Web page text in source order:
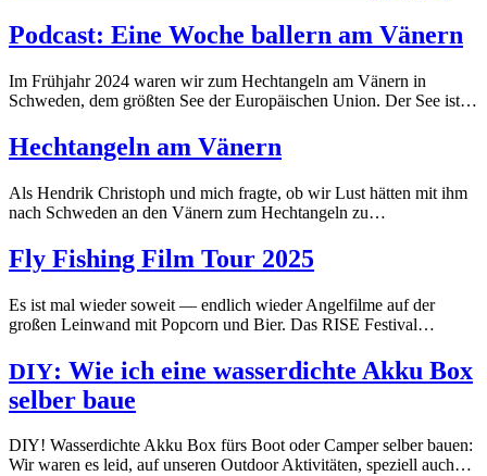
Podcast: Eine Woche ballern am Vänern
Im Frühjahr 2024 waren wir zum Hechtangeln am Vänern in
Schweden, dem größten See der Europäischen Union. Der See ist…
Hechtangeln am Vänern
Als Hendrik Christoph und mich fragte, ob wir Lust hätten mit ihm
nach Schweden an den Vänern zum Hechtangeln zu…
Fly Fishing Film Tour 2025
Es ist mal wieder soweit — endlich wieder Angelfilme auf der
großen Leinwand mit Popcorn und Bier. Das RISE Festival…
DIY: Wie ich eine wasserdichte Akku Box
selber baue
DIY! Wasserdichte Akku Box fürs Boot oder Camper selber bauen:
Wir waren es leid, auf unseren Outdoor Aktivitäten, speziell auch…